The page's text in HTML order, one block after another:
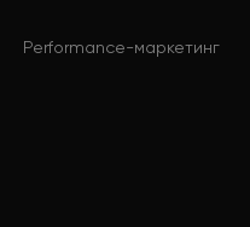
Performance-маркетинг